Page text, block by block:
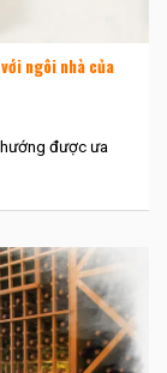
ngôi nhà của
được ưa